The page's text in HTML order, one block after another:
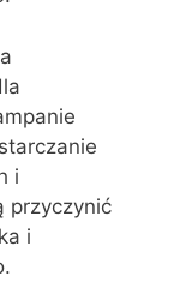
i
przyczynić
i